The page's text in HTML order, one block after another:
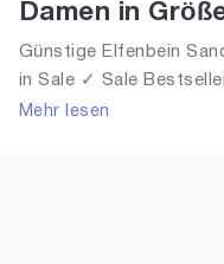
Schuhe
Damen in
Günstige Elfenbein
in Sale ✓ Sale
Sandalen & Slides für
Mehr lesen